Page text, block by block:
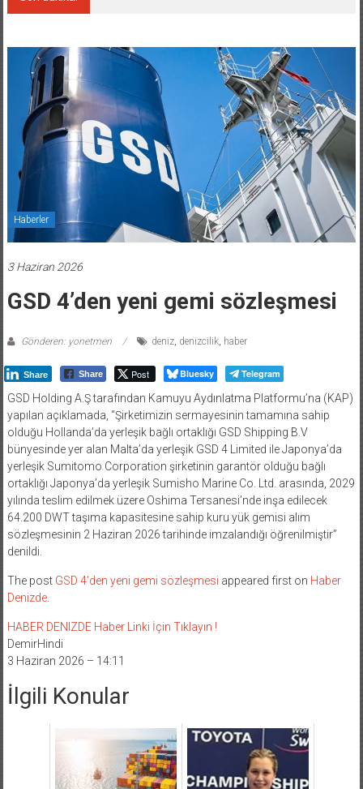
Haberler
GSD 4’den yeni gemi sözleşmesi
Gönderen: yonetmen , ,
Share Share Post Bluesky Telegram
GSD Holding A.Ş tarafından Kamuyu Aydınlatma Platformu’na (KAP)
yapılan açıklamada, “Şirketimizin sermayesinin tamamına sahip
olduğu Hollanda’da yerleşik bağlı ortaklığı GSD Shipping B.V
bünyesinde yer alan Malta’da yerleşik GSD 4 Limited ile Japonya’da
yerleşik Sumitomo Corporation şirketinin garantör olduğu bağlı
ortaklığı Japonya’da yerleşik Sumisho Marine Co. Ltd. arasında, 2029
yılında teslim edilmek üzere Oshima Tersanesi’nde inşa edilecek
64.200 DWT taşıma kapasitesine sahip kuru yük gemisi alım
sözleşmesinin 2 Haziran 2026 tarihinde imzalandığı öğrenilmiştir”
The post GSD 4’den yeni gemi sözleşmesi appeared first on
HABER DENIZDE Haber Linki İçin Tıklayın !
İlgili Konular